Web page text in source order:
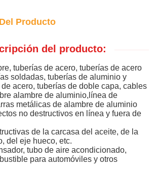
Producto
del producto:
tuberías de acero, tuberías de acero
soldadas, tuberías de aluminio y
acero, tuberías de doble capa, cables
alambre de aluminio,línea de
metálicas de alambre de aluminio
no destructivos en línea y fuera de
de la carcasa del aceite, de la
del eje hueco, etc.
tubo de aire acondicionado,
para automóviles y otros